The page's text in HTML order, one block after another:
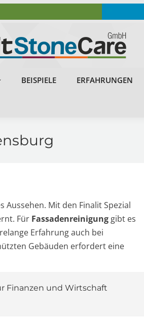
BEISPIELE ERFAHRUNGEN
Mit den Finalit Spezial
Für Fassadenreinigung gibt es
Erfahrung auch bei
Gebäuden erfordert eine
Finanzen und Wirtschaft